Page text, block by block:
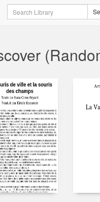
Search